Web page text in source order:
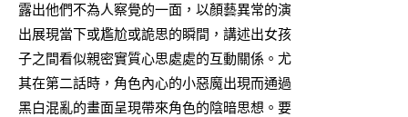
露出他們不為人察覺的一面，以顏藝異常的演
出展現當下或尷尬或詭思的瞬間，講述出女孩
子之間看似親密實質心思處處的互動關係。尤
其在第二話時，角色內心的小惡魔出現而通過
黑白混亂的畫面呈現帶來角色的陰暗思想。要